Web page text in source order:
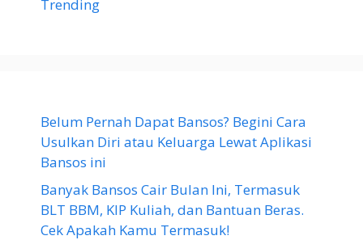
Trending
Belum Pernah Dapat Bansos? Begini Cara
Usulkan Diri atau Keluarga Lewat Aplikasi
Bansos ini
Banyak Bansos Cair Bulan Ini, Termasuk
BLT BBM, KIP Kuliah, dan Bantuan Beras.
Cek Apakah Kamu Termasuk!